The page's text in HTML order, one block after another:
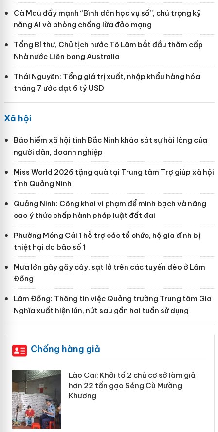
Cà Mau đẩy mạnh “Bình dân học vụ số”, chú trọng kỹ
năng AI và phòng chống lừa đảo mạng
Tổng Bí thư, Chủ tịch nước Tô Lâm bắt đầu thăm cấp
Nhà nước Liên bang Australia
Thái Nguyên: Tổng giá trị xuất, nhập khẩu hàng hóa
tháng 7 ước đạt 6 tỷ USD
Xã hội
Bảo hiểm xã hội tỉnh Bắc Ninh khảo sát sự hài lòng của
người dân, doanh nghiệp
Miss World 2026 tặng quà tại Trung tâm Trợ giúp xã hội
tỉnh Quảng Ninh
Quảng Ninh: Công khai vi phạm để minh bạch và nâng
cao ý thức chấp hành pháp luật đất đai
Phường Móng Cái 1 hỗ trợ các tổ chức, hộ gia đình bị
thiệt hại do bão số 1
Mưa lớn gây gãy cây, sạt lở trên các tuyến đèo ở Lâm
Đồng
Lâm Đồng: Thông tin việc Quảng trường Trung tâm Gia
Nghĩa xuất hiện lún, nứt sau gần hai tuần sử dụng
Chống hàng giả
Lào Cai: Khởi tố 2 chủ cơ sở làm giả
hơn 22 tấn gạo Séng Cù Mường
Khương